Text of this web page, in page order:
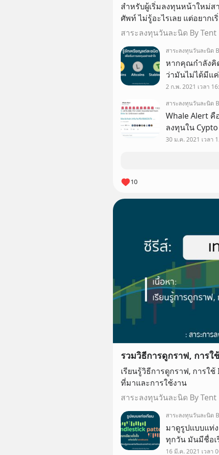
สำหรับผู้เริ่มลงทุนหน้าใหม่
ศัพท์ ไม่รู้อะไรเลย แต่อยาก
อ่านทั้งหมดนี้
สาระลงทุนวันละนิด By Tent
สาระลงทุนวันละนิด
หากคุณกำลังคิ
ว่ามันไม่ได้มีแ
Bitcoinนะ เรา
Bitcoin,
2 ก.พ. 2021 เวลา
สาระลงทุนวันละนิด
Whale Alert คื
ลงทุนใน
Alert แล้วก็งง
30 ม.ค. 2021 เวลา
10
รวมวิธีการดูกราฟ, การ
เรียนรู้วิธีการดูกราฟ, การใ
ที่มาและการใช้งาน
สาระลงทุนวันละนิด By Tent
สาระลงทุนวันละนิด
มาดูรูปแบบแท่
ทุกวัน มันมีชื่อเ
😉 แต่ละแบบบ
16 มี.ค. 2021 เวลา